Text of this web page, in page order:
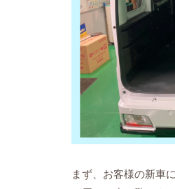
まず、お客様の新車